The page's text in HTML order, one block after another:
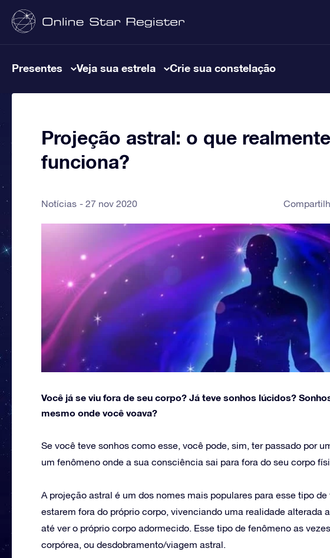
Presentes Veja sua estrela Crie sua constelação
Projeção astral: o que
funciona?
Notícias 27 nov 2020
Você já se viu fora de seu corpo? Já teve sonhos lúcidos?
mesmo onde você voava?
Se você teve sonhos como esse, você pode, sim, ter passado por
um fenômeno onde a sua consciência sai para fora do seu corpo
A projeção astral é um dos nomes mais populares para esse tipo
estarem fora do próprio corpo, vivenciando uma realidade alterada
até ver o próprio corpo adormecido. Esse tipo de fenômeno as
corpórea, ou desdobramento/viagem astral.